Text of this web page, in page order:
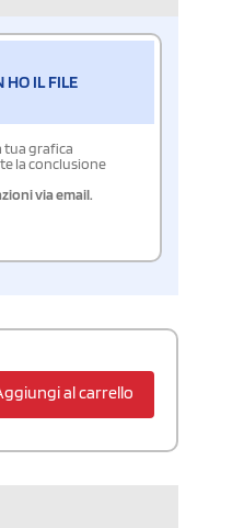
HO IL FILE
tua grafica
la conclusione
via email.
al carrello